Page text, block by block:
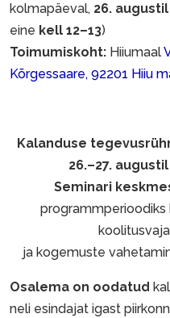
kolmapäeval, 26.
eine kell 12–13)
Toimumiskoht: Hiiumaal
Kõrgessaare, 92201 Hiiu
Kalanduse
26.–27.
Seminari
programmperioodiks
ja kogemuste
Osalema on oodatud
neli esindajat igast